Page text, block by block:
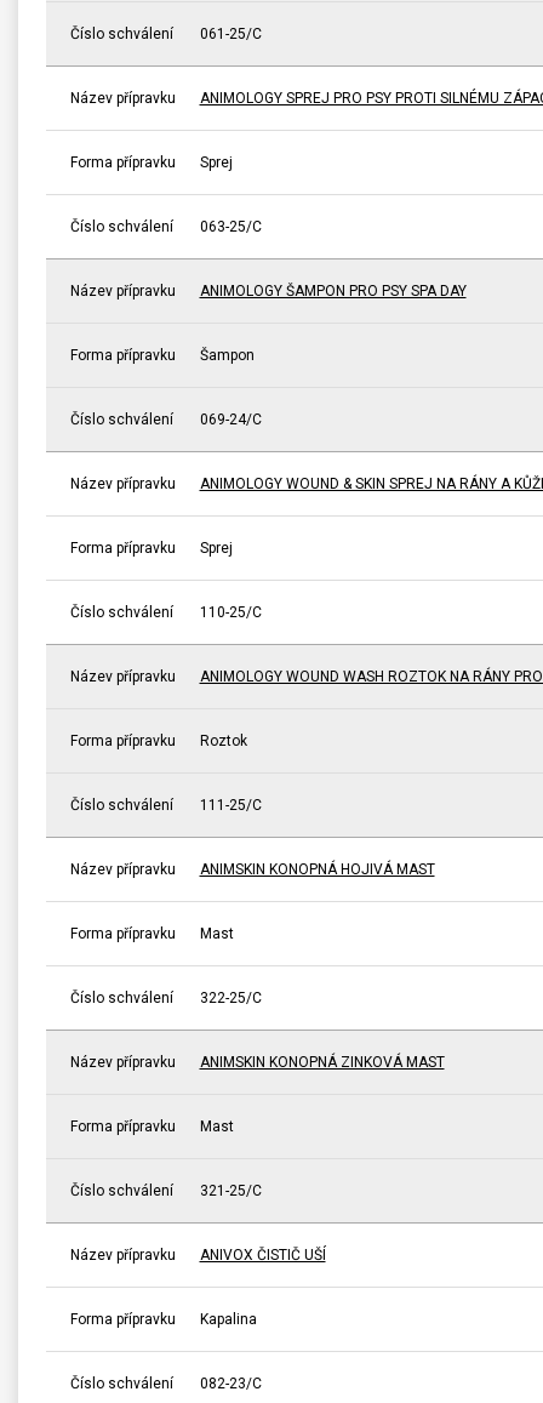
Číslo schválení 061-25/C
Název přípravku ANIMOLOGY SPREJ PRO PSY PROTI SILNÉMU
Forma přípravku Sprej
Číslo schválení 063-25/C
Název přípravku ANIMOLOGY ŠAMPON PRO PSY SPA DAY
Forma přípravku Šampon
Číslo schválení 069-24/C
Název přípravku ANIMOLOGY WOUND & SKIN SPREJ NA RÁNY A
Forma přípravku Sprej
Číslo schválení 110-25/C
Název přípravku ANIMOLOGY WOUND WASH ROZTOK NA RÁNY
Forma přípravku Roztok
Číslo schválení 111-25/C
Název přípravku ANIMSKIN KONOPNÁ HOJIVÁ MAST
Forma přípravku Mast
Číslo schválení 322-25/C
Název přípravku ANIMSKIN KONOPNÁ ZINKOVÁ MAST
Forma přípravku Mast
Číslo schválení 321-25/C
Název přípravku ANIVOX ČISTIČ UŠÍ
Forma přípravku Kapalina
Číslo schválení 082-23/C